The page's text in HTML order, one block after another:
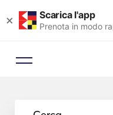
× Scarica l'app
Prenota in modo